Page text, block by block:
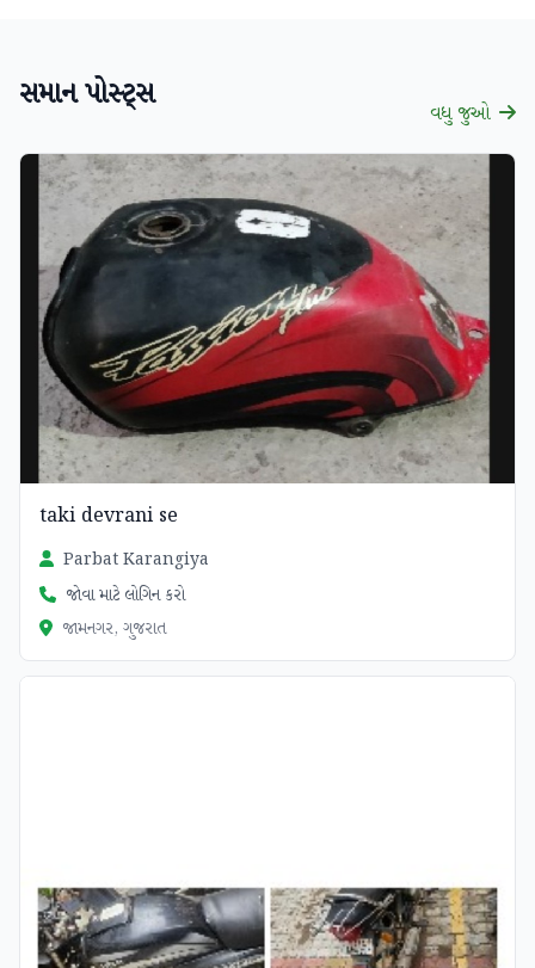
સમાન પોસ્ટ્સ વધુ જુઓ
taki devrani se
Parbat Karangiya
જોવા માટે લોગિન કરો
જામનગર, ગુજરાત